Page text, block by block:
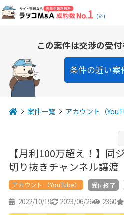
(※)
この案件は交渉の受付
条件の近い案
案件一覧 アカウント（
【月利100万超え！】同
切り抜きチャンネル譲渡
アカウント （YouTube） 受付終了
2022/10/19 2023/06/26 2360